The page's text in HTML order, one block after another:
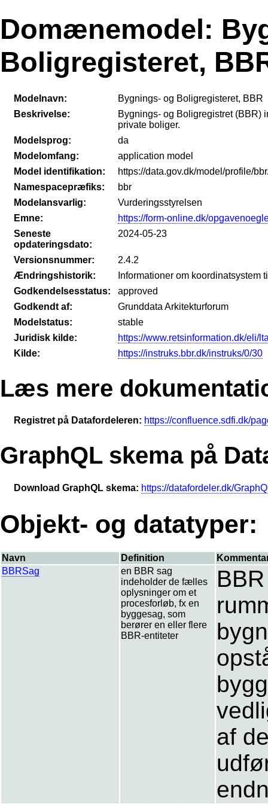
Domænemodel:
Boligregisteret,
Modelnavn:
Bygnings- og Boligregisteret, BBR
Beskrivelse:
Bygnings- og Boligregistret (BBR)
private boliger.
Modelsprog:
da
Modelomfang:
application model
Model identifikation:
https://data.gov.dk/model/profile/
Namespacepræfiks:
bbr
Modelansvarlig:
Vurderingsstyrelsen
Emne:
https://form-online.dk/
Seneste
opdateringsdato:
2024-05-23
Versionsnummer:
2.4.2
Ændringshistorik:
Informationer om koordinatsystem
Godkendelsesstatus:
approved
Godkendt af:
Grunddata Arkitekturforum
Modelstatus:
stable
Juridisk kilde:
https://www.retsinformation.dk/eli/
Kilde:
https://instruks.bbr.dk/instruks/0/30
Læs mere
Registret på Datafordeleren: https://confluence.sdfi.dk/
GraphQL skema på
Download GraphQL skema: https://datafordeler.dk/
Objekt- og datatyper:
Navn Definition
BBRSag
en BBR sag
indeholder de fælles
oplysninger om et
procesforløb, fx en
byggesag, som
berører en eller flere
BBR-entiteter
af